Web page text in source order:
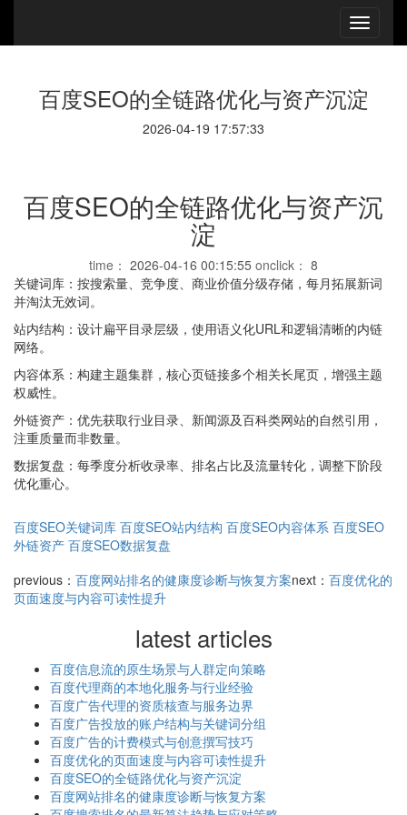
百度SEO的全链路优化与资产沉淀
2026-04-19 17:57:33
百度SEO的全链路优化与资产沉
淀
time： 2026-04-16 00:15:55 onclick： 8
关键词库：按搜索量、竞争度、商业价值分级存储，每月拓展新词
并淘汰无效词。
站内结构：设计扁平目录层级，使用语义化URL和逻辑清晰的内链
网络。
内容体系：构建主题集群，核心页链接多个相关长尾页，增强主题
权威性。
外链资产：优先获取行业目录、新闻源及百科类网站的自然引用，
注重质量而非数量。
数据复盘：每季度分析收录率、排名占比及流量转化，调整下阶段
优化重心。
百度SEO关键词库 百度SEO站内结构 百度SEO内容体系 百度SEO
外链资产 百度SEO数据复盘
previous： 百度网站排名的健康度诊断与恢复方案next： 百度优化的
页面速度与内容可读性提升
latest articles
百度信息流的原生场景与人群定向策略
百度代理商的本地化服务与行业经验
百度广告代理的资质核查与服务边界
百度广告投放的账户结构与关键词分组
百度广告的计费模式与创意撰写技巧
百度优化的页面速度与内容可读性提升
百度SEO的全链路优化与资产沉淀
百度网站排名的健康度诊断与恢复方案